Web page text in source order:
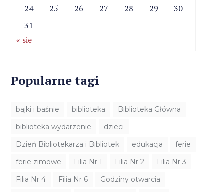
24
25 26 27 28 29
30
31
« sie
Popularne tagi
bajki i baśnie biblioteka
Biblioteka Główna
biblioteka wydarzenie
dzieci
Dzień Bibliotekarza i Bibliotek
edukacja
ferie
ferie zimowe
Filia Nr 1 Filia Nr 2
Filia Nr 3
Filia Nr 4
Filia Nr 6
Godziny otwarcia